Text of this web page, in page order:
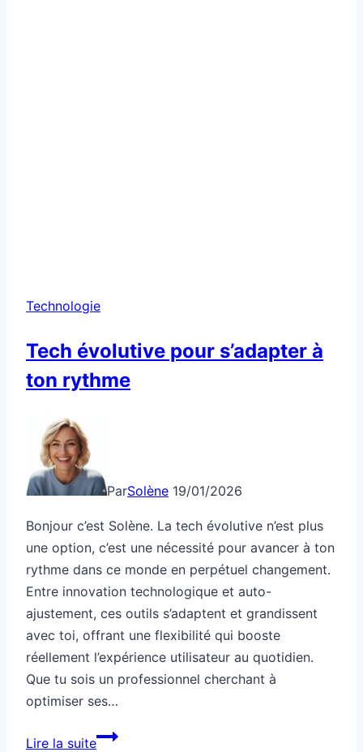
Technologie
Tech évolutive pour s’adapter à
ton rythme
ParSolène 19/01/2026
Bonjour c’est Solène. La tech évolutive n’est plus
une option, c’est une nécessité pour avancer à ton
rythme dans ce monde en perpétuel changement.
Entre innovation technologique et auto-
ajustement, ces outils s’adaptent et grandissent
avec toi, offrant une flexibilité qui booste
réellement l’expérience utilisateur au quotidien.
Que tu sois un professionnel cherchant à
optimiser ses…
Lire la suiteTech